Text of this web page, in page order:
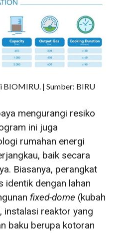
BIOMIRU. | Sumber: BIRU
mengurangi resiko
ini juga
rumahan energi
baik secara
Biasanya, perangkat
identik dengan lahan
fixed-dome (kubah
instalasi reaktor yang
baku berupa kotoran